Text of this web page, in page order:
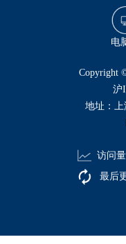
电
​Copyright
沪
地址：上
访问量
最后